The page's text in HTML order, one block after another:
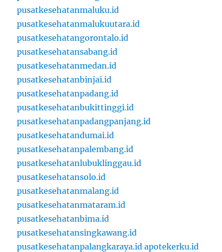
pusatkesehatanmaluku.id
pusatkesehatanmalukuutara.id
pusatkesehatangorontalo.id
pusatkesehatansabang.id
pusatkesehatanmedan.id
pusatkesehatanbinjai.id
pusatkesehatanpadang.id
pusatkesehatanbukittinggi.id
pusatkesehatanpadangpanjang.id
pusatkesehatandumai.id
pusatkesehatanpalembang.id
pusatkesehatanlubuklinggau.id
pusatkesehatansolo.id
pusatkesehatanmalang.id
pusatkesehatanmataram.id
pusatkesehatanbima.id
pusatkesehatansingkawang.id
pusatkesehatanpalangkaraya.id apotekerku.id